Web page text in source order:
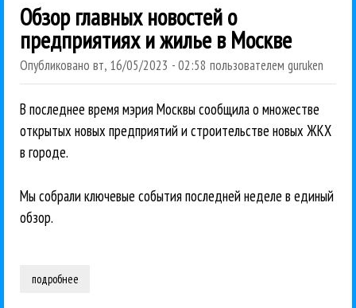
Обзор главных новостей о
предприятиях и жилье в Москве
Опубликовано вт, 16/05/2023 - 02:58 пользователем guruken
В последнее время мэрия Москвы сообщила о множестве
открытых новых предприятий и строительстве новых ЖКХ
в городе.
Мы собрали ключевые события последней неделе в единый
обзор.
подробнее